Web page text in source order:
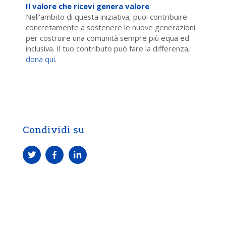
Il valore che ricevi genera valore
Nell'ambito di questa iniziativa, puoi contribuire
concretamente a sostenere le nuove generazioni
per costruire una comunità sempre più equa ed
inclusiva. Il tuo contributo può fare la differenza,
dona qui.
Condividi su